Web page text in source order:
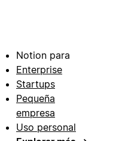
Notion para
Enterprise
Startups
Pequeña
empresa
Uso personal